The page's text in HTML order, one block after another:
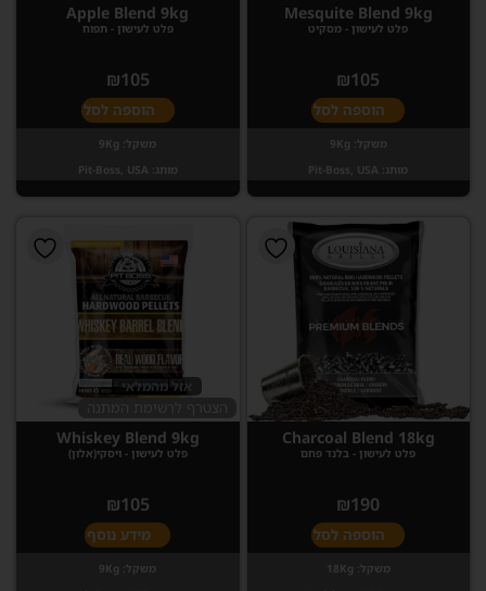
Mesquite Blend 9kg
פלט לעישון - מסקיט
₪105
הוספה לסל
משקל: 9Kg
מותג: Pit-Boss, USA
Apple Blend 9kg
פלט לעישון - תפוח
₪105
הוספה לסל
משקל: 9Kg
מותג: Pit-Boss, USA
Charcoal Blend 18kg
פלט לעישון - בלנד פחם
₪190
הוספה לסל
משקל: 18Kg
אזל מהמלאי
Whiskey Blend 9kg
פלט לעישון - ויסקי(אלון)
₪105
מידע נוסף
משקל: 9Kg